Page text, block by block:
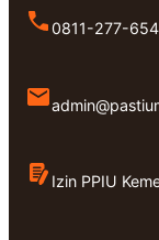
0811-277-
Izin PPIU